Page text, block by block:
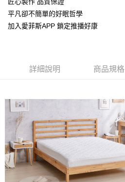
平凡卻不簡單的好眠哲學
加入愛菲斯APP 鎖定推播好康
詳細說明 商品規格